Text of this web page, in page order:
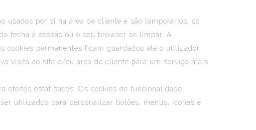
usados por si na área de cliente e são temporários, só
fecha a sessão ou o seu browser os limpar. A
cookies permanentes ficam guardados até o utilizador
visita ao site e/ou área de cliente para um serviço mais
efeitos estatísticos. Os cookies de funcionalidade
utilizados para personalizar botões, menus, ícones e